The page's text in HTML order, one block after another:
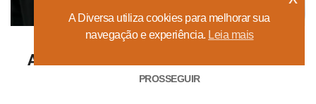
A Fábrica das Obrigações Acessórias
A Diversa utiliza cookies para melhorar sua
navegação e experiência. Leia mais
PROSSEGUIR